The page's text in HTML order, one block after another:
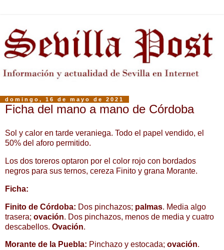
domingo, 16 de mayo de 2021
Ficha del mano a mano de Córdoba
Sol y calor en tarde veraniega. Todo el papel vendido, el
50% del aforo permitido.
Los dos toreros optaron por el color rojo con bordados
negros para sus ternos, cereza Finito y grana Morante.
Ficha:
Finito de Córdoba: Dos pinchazos; palmas. Media algo
trasera; ovación. Dos pinchazos, menos de media y cuatro
descabellos. Ovación.
Morante de la Puebla: Pinchazo y estocada; ovación.